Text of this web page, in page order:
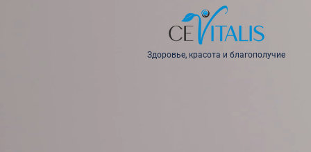
Здоровье, красота и благополучие